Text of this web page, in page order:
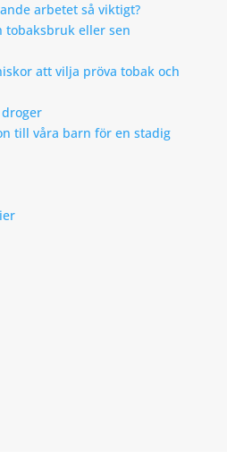
arbetet så viktigt?
tobaksbruk eller sen
att vilja pröva tobak och
till våra barn för en stadig